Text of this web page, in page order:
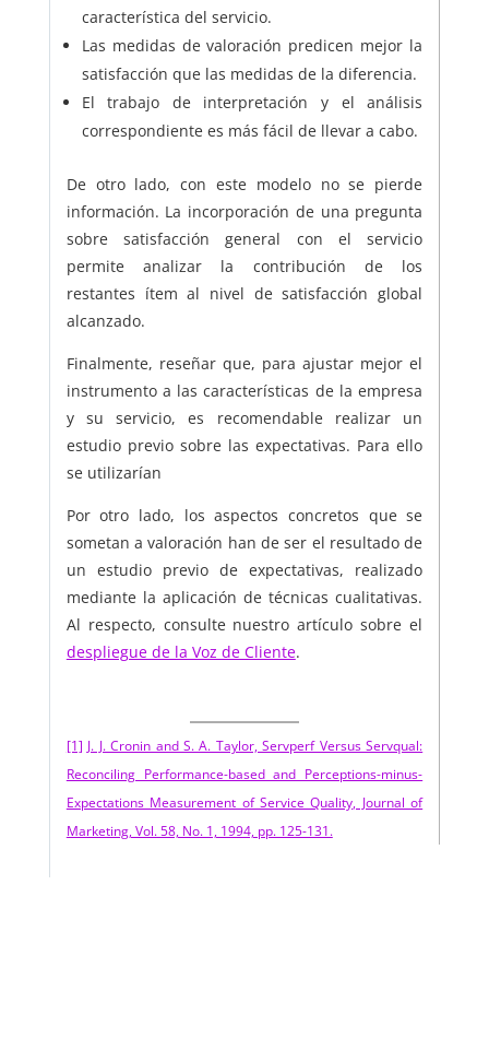
característica del servicio.
Las medidas de valoración predicen mejor la
satisfacción que las medidas de la diferencia.
El trabajo de interpretación y el análisis
correspondiente es más fácil de llevar a cabo.
De otro lado, con este modelo no se pierde
información. La incorporación de una pregunta
sobre satisfacción general con el servicio
permite analizar la contribución de los
restantes ítem al nivel de satisfacción global
alcanzado.
Finalmente, reseñar que, para ajustar mejor el
instrumento a las características de la empresa
y su servicio, es recomendable realizar un
estudio previo sobre las expectativas. Para ello
se utilizarían
Por otro lado, los aspectos concretos que se
sometan a valoración han de ser el resultado de
un estudio previo de expectativas, realizado
mediante la aplicación de técnicas cualitativas.
Al respecto, consulte nuestro artículo sobre el
despliegue de la Voz de Cliente.
[1] J. J. Cronin and S. A. Taylor, Servperf Versus Servqual:
Reconciling Performance-based and Perceptions-minus-
Expectations Measurement of Service Quality, Journal of
Marketing, Vol. 58, No. 1, 1994, pp. 125-131.